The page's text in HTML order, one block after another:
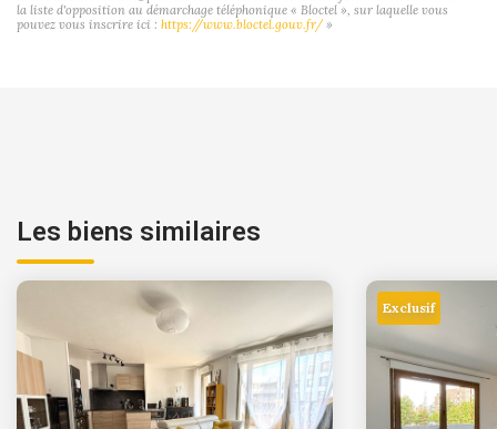
la liste d'opposition au démarchage téléphonique « Bloctel », sur laquelle vous
pouvez vous inscrire ici : https://www.bloctel.gouv.fr/»
Les biens similaires
Exclusif